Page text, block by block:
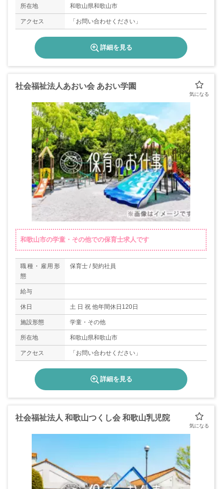
所在地 和歌山県和歌山市
アクセス 「お問い合わせください」
詳細を見る
社会福祉法人あおい会 あおい学園
和歌山市の学童・その他での保育士求人です
職種・雇用形
態
保育士 / 契約社員
給与
休日 土 日 祝 他年間休日120日
施設形態 学童・その他
所在地 和歌山県和歌山市
アクセス 「お問い合わせください」
詳細を見る
社会福祉法人 和歌山つくし会 和歌山乳児院